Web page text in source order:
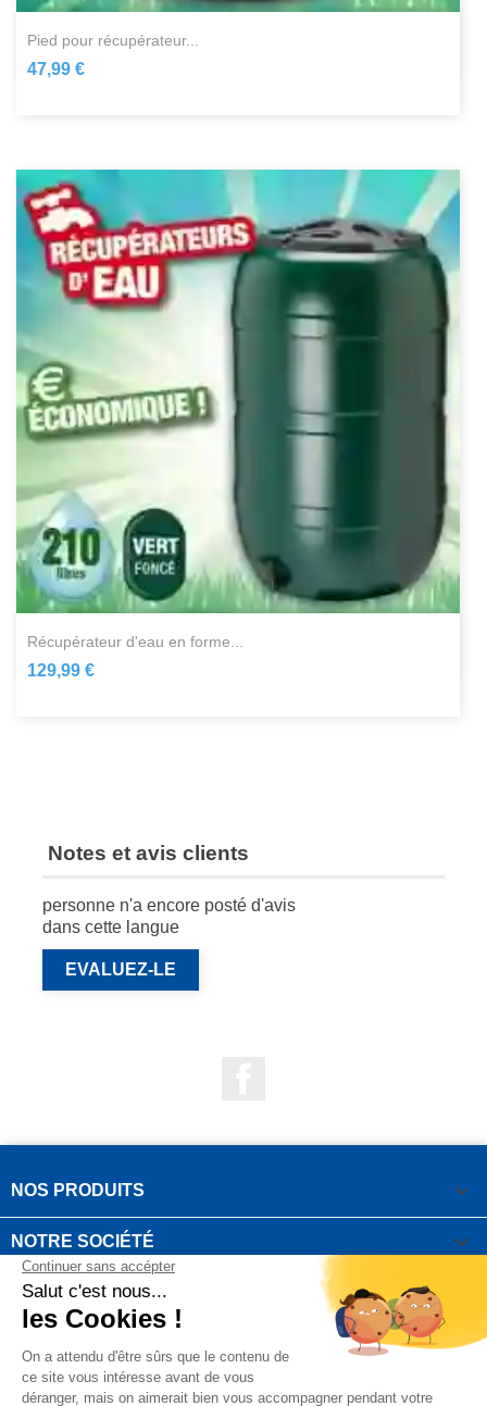
pied pour récupérateur...
47,99 €
récupérateur d'eau en forme...
129,99 €
Notes et avis clients
personne n'a encore posté d'avis
dans cette langue
EVALUEZ-LE
NOS PRODUITS 
NOTRE SOCIÉTÉ 
VOTRE COMPTE
QUESTIONS FRÉQUEMMENT POSÉES